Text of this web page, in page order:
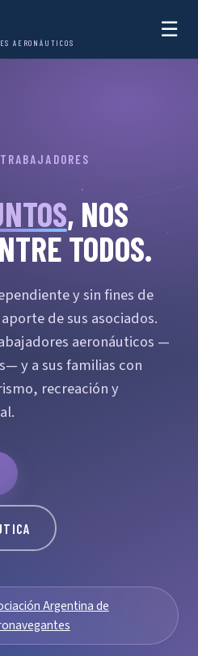
AERONÁUTICOS
☰
, NOS
TODOS.
y sin fines de
de sus asociados.
aeronáuticos —
y a sus familias con
recreación y
Argentina de